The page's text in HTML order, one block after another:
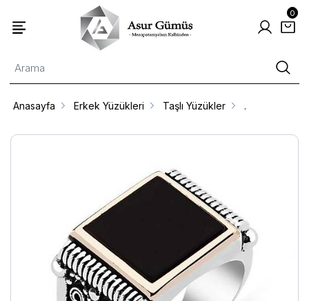
0
Anasayfa Erkek Yüzükleri Taşlı Yüzükler .